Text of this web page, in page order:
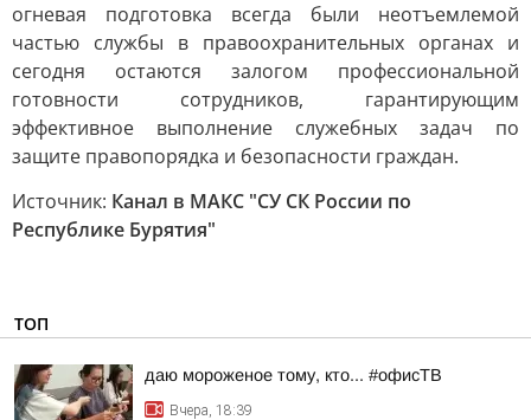
огневая подготовка всегда были неотъемлемой
частью службы в правоохранительных органах и
сегодня остаются залогом профессиональной
готовности сотрудников, гарантирующим
эффективное выполнение служебных задач по
защите правопорядка и безопасности граждан.
Источник: Канал в МАКС "СУ СК России по
Республике Бурятия"
ТОП
даю мороженое тому, кто... #офисТВ
Вчера, 18:39